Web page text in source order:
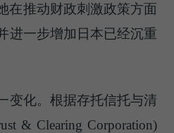
推动财政刺激政策方面
进一步增加日本已经沉重
变化。根据存托信托与清
& Clearing Corporation)